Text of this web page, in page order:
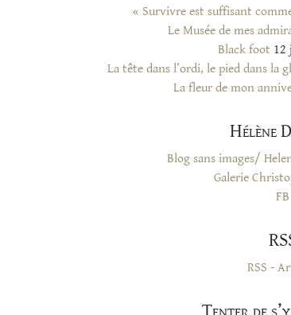
« Survivre est suffisant
Le Musée de mes
Black foot 12
La tête dans l’ordi, le pied dans la
La fleur de mon
Hélène
Blog sans images/
Galerie
FB
RSS -